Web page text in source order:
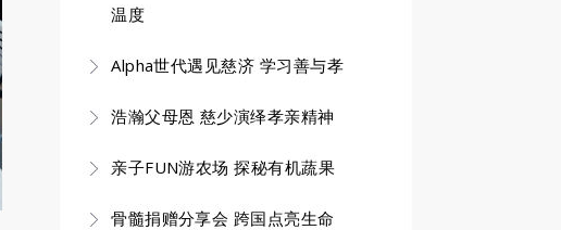
温度
Alpha世代遇见慈济 学习善与孝
浩瀚父母恩 慈少演绎孝亲精神
亲子FUN游农场 探秘有机蔬果
骨髓捐赠分享会 跨国点亮生命